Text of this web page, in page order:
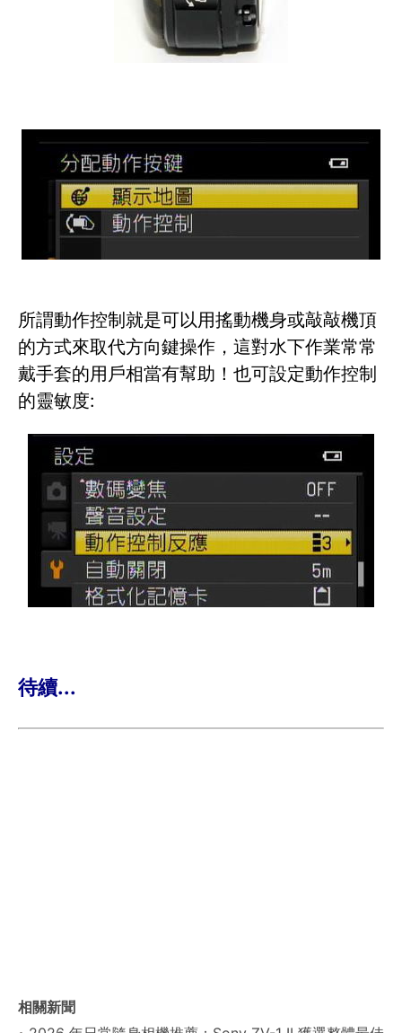
所謂動作控制就是可以用搖動機身或敲敲機頂
的方式來取代方向鍵操作，這對水下作業常常
戴手套的用戶相當有幫助！也可設定動作控制
的靈敏度:
待續...
相關新聞